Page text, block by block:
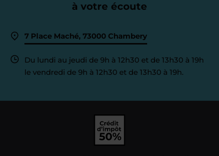
à votre écoute
7 Place Maché, 73000 Chambery
Du lundi au jeudi de 9h à 12h30 et de 13h30 à 19h
le vendredi de 9h à 12h30 et de 13h30 à 19h.